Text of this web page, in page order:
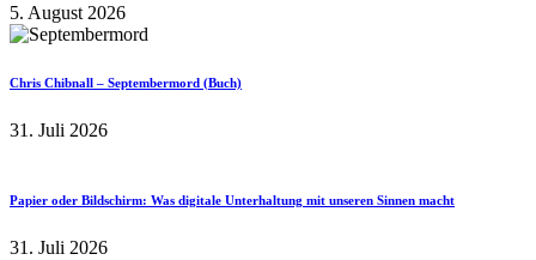
5. August 2026
Chris Chibnall – Septembermord (Buch)
31. Juli 2026
Papier oder Bildschirm: Was digitale Unterhaltung mit unseren Sinnen macht
31. Juli 2026